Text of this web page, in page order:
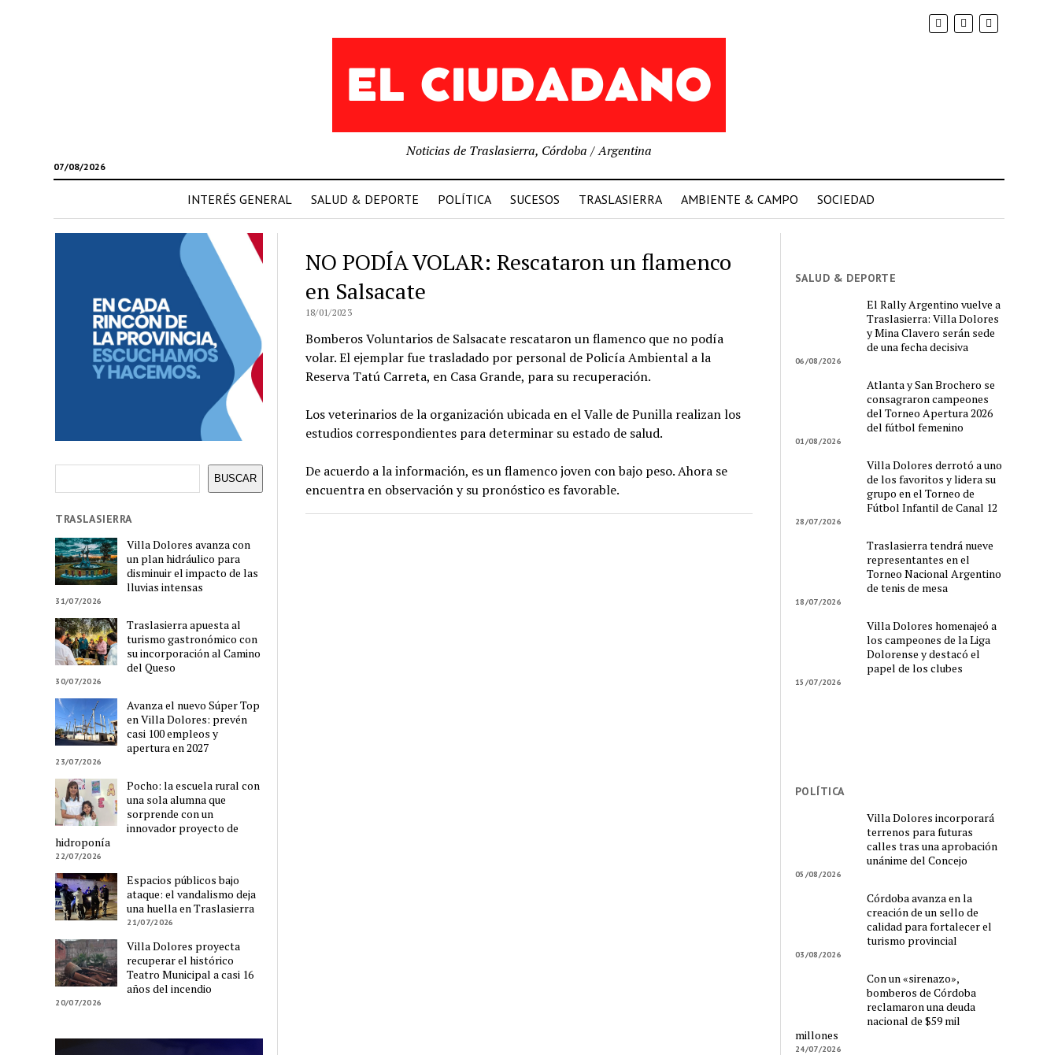
07/08/2026
Noticias de Traslasierra, Córdoba / Argentina
INTERÉS GENERAL SALUD & DEPORTE POLÍTICA SUCESOS TRASLASIERRA AMBIENTE & CAMPO SOCIEDAD
BUSCAR
TRASLASIERRA
Villa Dolores avanza con
un plan hidráulico para
disminuir el impacto de las
lluvias intensas
31/07/2026
Traslasierra apuesta al
turismo gastronómico con
su incorporación al Camino
del Queso
30/07/2026
Avanza el nuevo Súper Top
en Villa Dolores: prevén
casi 100 empleos y
apertura en 2027
23/07/2026
Pocho: la escuela rural con
una sola alumna que
sorprende con un
innovador proyecto de
hidroponía
22/07/2026
Espacios públicos bajo
ataque: el vandalismo deja
una huella en Traslasierra
21/07/2026
Villa Dolores proyecta
recuperar el histórico
Teatro Municipal a casi 16
años del incendio
20/07/2026
NO PODÍA VOLAR: Rescataron un flamenco
en Salsacate
18/01/2023
Bomberos Voluntarios de Salsacate rescataron un flamenco que no podía
volar. El ejemplar fue trasladado por personal de Policía Ambiental a la
Reserva Tatú Carreta, en Casa Grande, para su recuperación.
Los veterinarios de la organización ubicada en el Valle de Punilla realizan los
estudios correspondientes para determinar su estado de salud.
De acuerdo a la información, es un flamenco joven con bajo peso. Ahora se
encuentra en observación y su pronóstico es favorable.
SALUD & DEPORTE
El Rally Argentino vuelve a
Traslasierra: Villa Dolores
y Mina Clavero serán sede
de una fecha decisiva
06/08/2026
Atlanta y San Brochero se
consagraron campeones
del Torneo Apertura 2026
del fútbol femenino
01/08/2026
Villa Dolores derrotó a uno
de los favoritos y lidera su
grupo en el Torneo de
Fútbol Infantil de Canal 12
28/07/2026
Traslasierra tendrá nueve
representantes en el
Torneo Nacional Argentino
de tenis de mesa
18/07/2026
Villa Dolores homenajeó a
los campeones de la Liga
Dolorense y destacó el
papel de los clubes
15/07/2026
POLÍTICA
Villa Dolores incorporará
terrenos para futuras
calles tras una aprobación
unánime del Concejo
05/08/2026
Córdoba avanza en la
creación de un sello de
calidad para fortalecer el
turismo provincial
03/08/2026
Con un «sirenazo»,
bomberos de Córdoba
reclamaron una deuda
nacional de $59 mil
millones
24/07/2026